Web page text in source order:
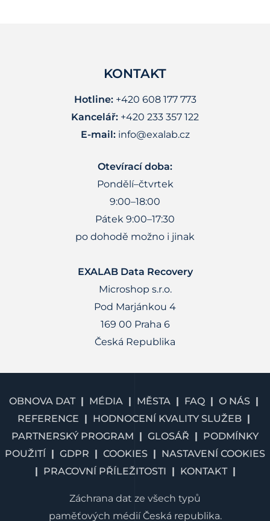
KONTAKT
Hotline:+420 608 177 773
Kancelář: +420 233 357 122
E-mail: info@exalab.cz
Otevírací doba:
Pondělí–čtvrtek
9:00–18:00
Pátek 9:00–17:30
po dohodě možno i jinak
EXALAB Data Recovery
Microshop s.r.o.
Pod Marjánkou 4
169 00 Praha 6
Česká Republika
OBNOVA DAT MÉDIA MĚSTA FAQ
O NÁS
REFERENCE
HODNOCENÍ KVALITY SLUŽEB
PARTNERSKÝ PROGRAM
GLOSÁŘ
PODMÍNKY
POUŽITÍ
GDPR COOKIES
NASTAVENÍ COOKIES
PRACOVNÍ PŘÍLEŽITOSTI
KONTAKT
Záchrana dat ze všech typů
paměťových médií Česká republika.